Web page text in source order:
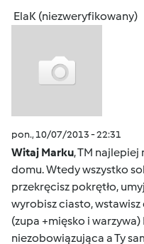
ElaK (niezweryfikowany)
pon., 10/07/2013 - 22:31
Witaj Marku, TM
domu. Wtedy wszystko
przekręcisz pokrętło,
wyrobisz ciasto,
(zupa +mięsko i
niezobowiązująca a Ty